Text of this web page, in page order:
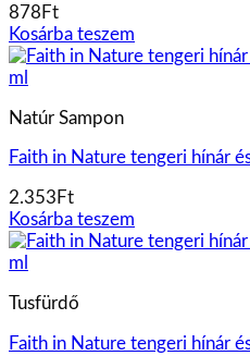
878 Ft
Kosárba teszem
Natúr Sampon
Faith in Nature tengeri hínár
2.353 Ft
Kosárba teszem
Tusfürdő
Faith in Nature tengeri hínár